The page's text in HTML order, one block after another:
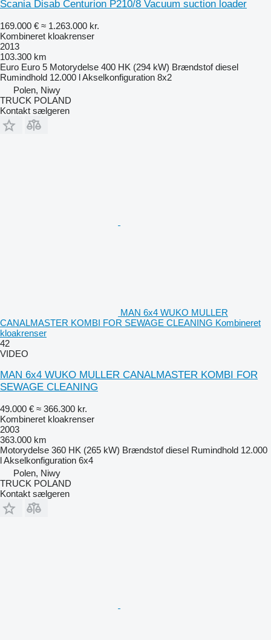
Scania Disab Centurion P210/8 Vacuum suction loader
169.000 € ≈ 1.263.000 kr.
Kombineret kloakrenser
2013
103.300 km
Euro Euro 5 Motorydelse 400 HK (294 kW) Brændstof diesel
Rumindhold 12.000 lAkselkonfiguration 8x2
Polen, Niwy
TRUCK POLAND
Kontakt sælgeren
MAN 6x4 WUKO MULLER
CANALMASTER KOMBI FOR SEWAGE CLEANING Kombineret
kloakrenser
42
VIDEO
MAN 6x4 WUKO MULLER CANALMASTER KOMBI FOR
SEWAGE CLEANING
49.000 € ≈ 366.300 kr.
Kombineret kloakrenser
2003
363.000 km
Motorydelse 360 HK (265 kW) Brændstof diesel Rumindhold 12.000
lAkselkonfiguration 6x4
Polen, Niwy
TRUCK POLAND
Kontakt sælgeren